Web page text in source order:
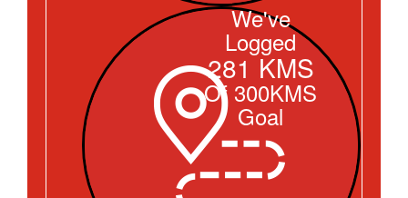
We've
Logged
281 KMS
Of 300KMS
Goal